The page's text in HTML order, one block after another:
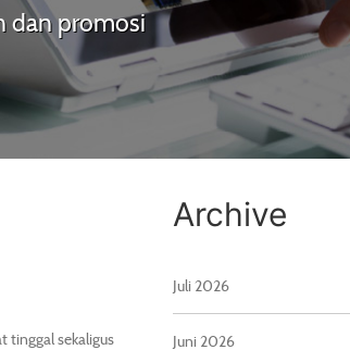
dan promosi
tinggal sekaligus
Archive
Juli 2026
Juni 2026